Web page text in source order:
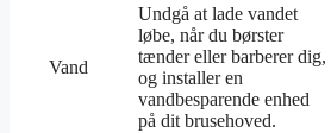
Vand
Undgå at lade vandet
løbe, når du børster
tænder eller barberer dig,
og installer en
vandbesparende enhed
på dit brusehoved.